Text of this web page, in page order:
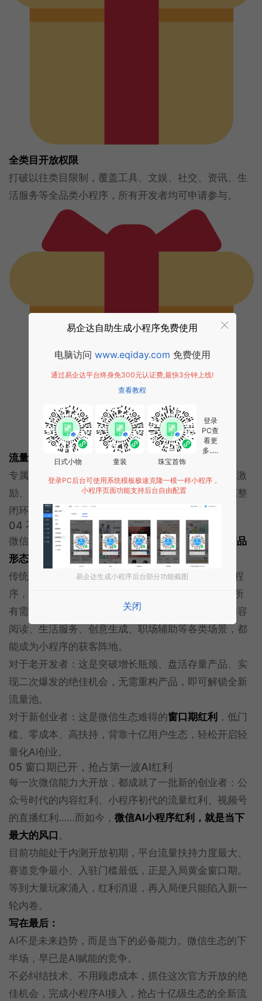
全类目开放权限
打破以往类目限制，覆盖工具、文娱、社交、资讯、生
活服务等全品类小程序，所有开发者均可申请参与。
流量+变现双重激励
专属AI流量倾斜、平台曝光加持，同时开放广告变现激
励、虚拟支付能力，从流量获取到商业变现，形成完整
闭环，让AI能力直接转化为收益。
04 不止流量，重构小程序商业价值
微信AI接入，带给小程序的不只是新增流量，更是
产品
形态与商业价值的全面升级 。
传统小程序是“被动等待用户打开”，而AI赋能后的小程
序，是“主动匹配用户需求”。用户在微信AI场景下的所
有需求，都将成为小程序的精准客源：工具查询、内容
阅读、生活服务、创意生成、职场辅助等各类场景，都
能成为小程序的获客阵地。
对于老开发者：这是突破增长瓶颈、盘活存量产品、实
现二次爆发的绝佳机会，无需重构产品，即可解锁全新
流量池。
对于新创业者：这是微信生态难得的窗口期红利 ，低门
槛、零成本、高扶持，背靠十亿用户生态，轻松开启轻
量化AI创业。
05 窗口期已开，抢占第一波AI红利
每一次微信能力大开放，都成就了一批新的创业者：公
众号时代的内容红利、小程序初代的流量红利、视频号
的直播红利……而如今， 微信AI小程序红利，就是当下
最大的风口 。
目前功能处于内测开放初期，平台流量扶持力度最大、
赛道竞争最小、入驻门槛最低，正是入局黄金窗口期。
等到大量玩家涌入，红利消退，再入局便只能陷入新一
轮内卷。
写在最后：
AI不是未来趋势，而是当下的必备能力。微信生态的下
半场，早已是AI赋能的竞争。
不必纠结技术、不用顾虑成本，抓住这次官方开放的绝
佳机会，完成小程序AI接入，抢占十亿级生态的全新流
易企达自助生成小程序免费使用
电脑访问 www.eqiday.com 免费使用
通过易企达平台终身免300元认证费,最快3分钟上线!
查看教程
日式小物 童装 珠宝首饰
登录
PC查
看更
多.....
登录PC后台可使用系统模板极速克隆一模一样小程序，
小程序页面功能支持后台自由配置
易企达生成小程序后台部分功能截图
关闭